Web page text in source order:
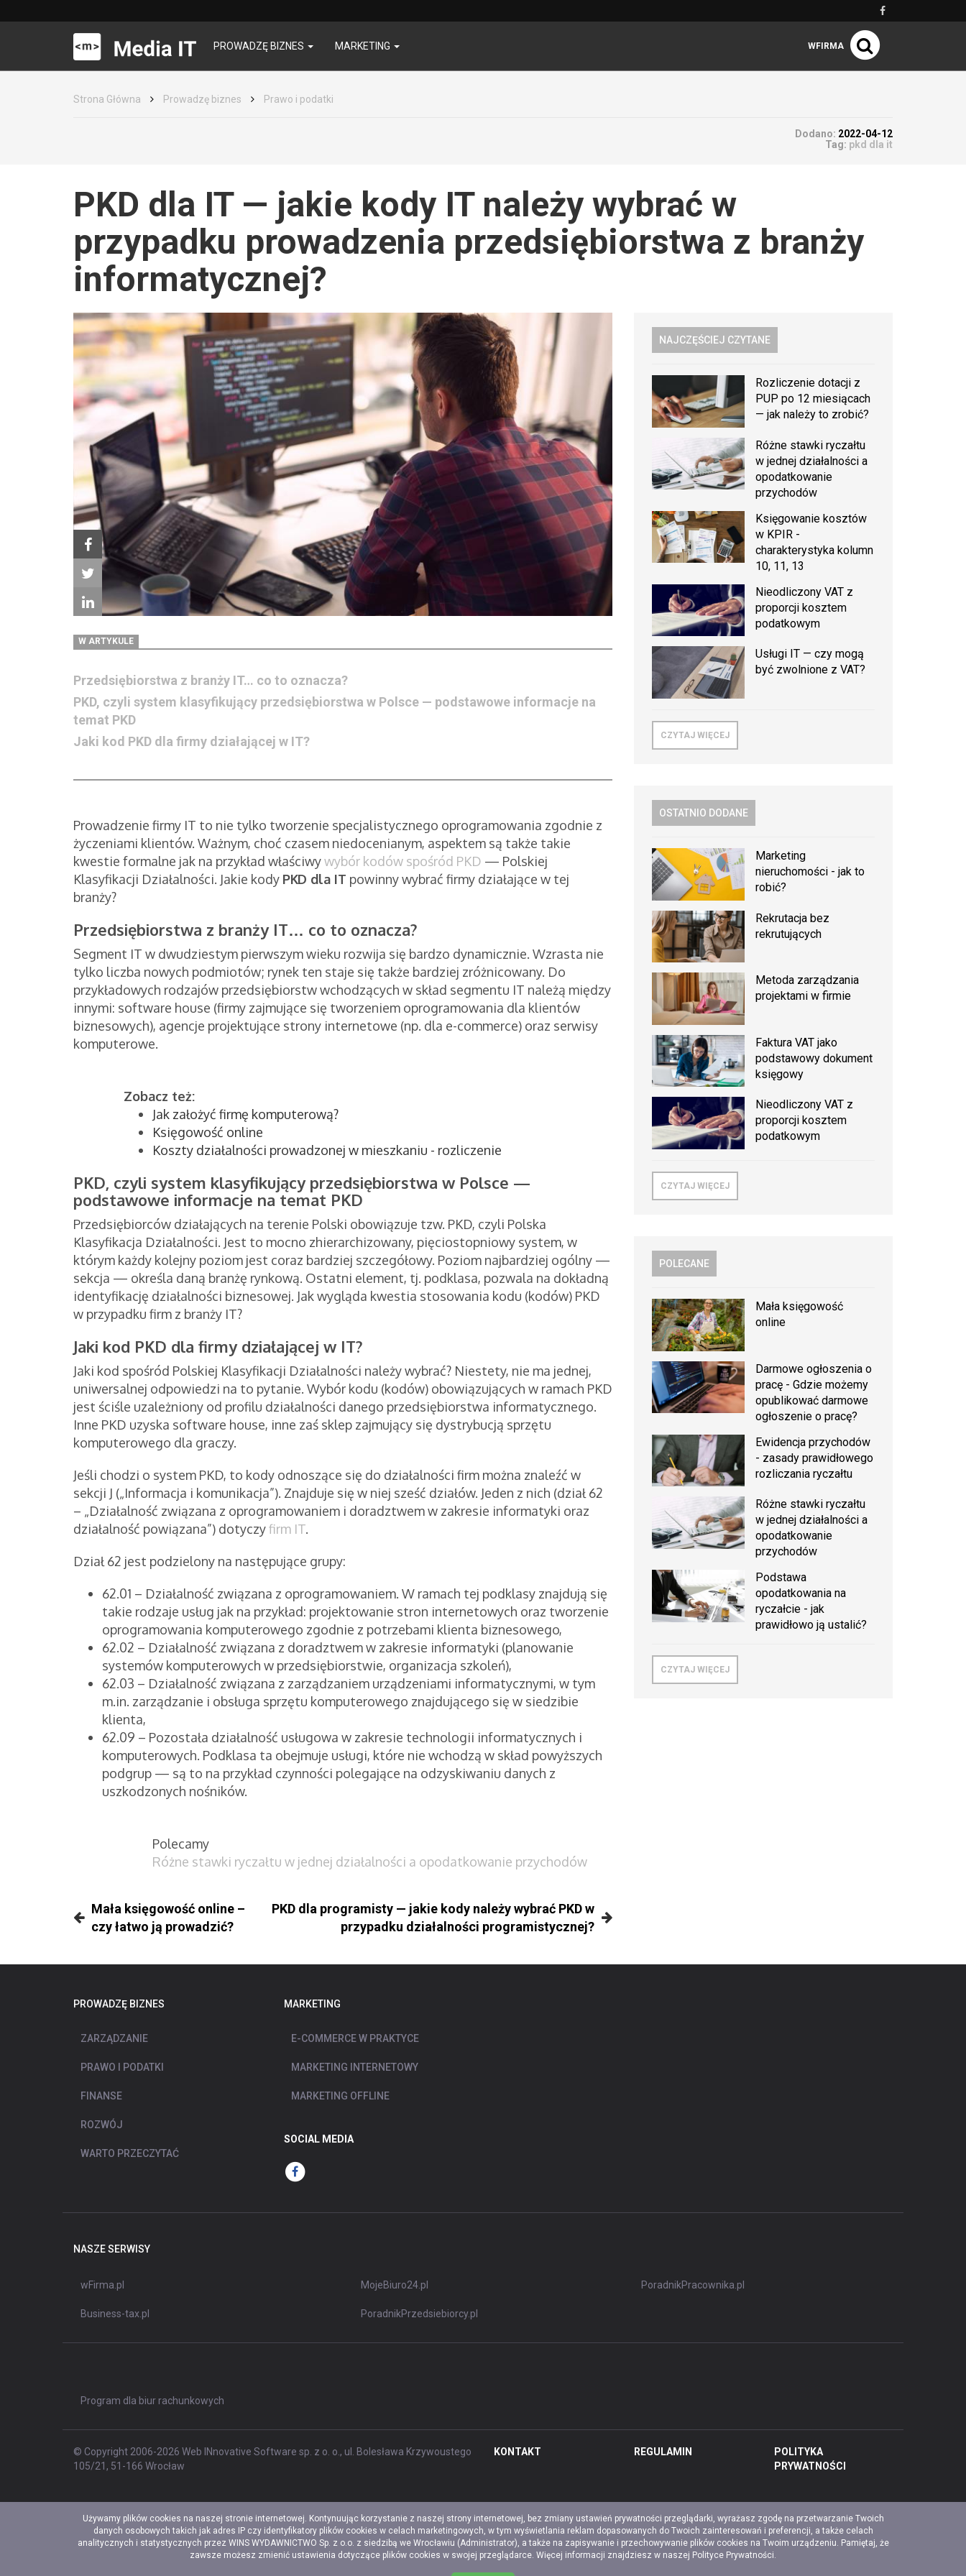
PROWADZĘ BIZNES MARKETING WFIRMA
Strona Główna Prowadzę biznes Prawo i podatki
Dodano: 2022-04-12
Tag: pkd dla it
PKD dla IT — jakie kody IT należy wybrać w
przypadku prowadzenia przedsiębiorstwa z branży
informatycznej?
W ARTYKULE
Przedsiębiorstwa z branży IT… co to oznacza?
PKD, czyli system klasyfikujący przedsiębiorstwa w Polsce — podstawowe informacje na
temat PKD
Jaki kod PKD dla firmy działającej w IT?
Prowadzenie firmy IT to nie tylko tworzenie specjalistycznego oprogramowania zgodnie z
życzeniami klientów. Ważnym, choć czasem niedocenianym, aspektem są także takie
kwestie formalne jak na przykład właściwywybór kodów spośród PKD — Polskiej
Klasyfikacji Działalności. Jakie kody PKD dla IT powinny wybrać firmy działające w tej
branży?
Przedsiębiorstwa z branży IT… co to oznacza?
Segment IT w dwudziestym pierwszym wieku rozwija się bardzo dynamicznie. Wzrasta nie
tylko liczba nowych podmiotów; rynek ten staje się także bardziej zróżnicowany. Do
przykładowych rodzajów przedsiębiorstw wchodzących w skład segmentu IT należą między
innymi: software house (firmy zajmujące się tworzeniem oprogramowania dla klientów
biznesowych), agencje projektujące strony internetowe (np. dla e-commerce) oraz serwisy
komputerowe.
Zobacz też:
Jak założyć firmę komputerową?
Księgowość online
Koszty działalności prowadzonej w mieszkaniu - rozliczenie
PKD, czyli system klasyfikujący przedsiębiorstwa w Polsce —
podstawowe informacje na temat PKD
Przedsiębiorców działających na terenie Polski obowiązuje tzw. PKD, czyli Polska
Klasyfikacja Działalności. Jest to mocno zhierarchizowany, pięciostopniowy system, w
którym każdy kolejny poziom jest coraz bardziej szczegółowy. Poziom najbardziej ogólny —
sekcja — określa daną branżę rynkową. Ostatni element, tj. podklasa, pozwala na dokładną
identyfikację działalności biznesowej. Jak wygląda kwestia stosowania kodu (kodów) PKD
w przypadku firm z branży IT?
Jaki kod PKD dla firmy działającej w IT?
Jaki kod spośród Polskiej Klasyfikacji Działalności należy wybrać? Niestety, nie ma jednej,
uniwersalnej odpowiedzi na to pytanie. Wybór kodu (kodów) obowiązujących w ramach PKD
jest ściśle uzależniony od profilu działalności danego przedsiębiorstwa informatycznego.
Inne PKD uzyska software house, inne zaś sklep zajmujący się dystrybucją sprzętu
komputerowego dla graczy.
Jeśli chodzi o system PKD, to kody odnoszące się do działalności firm można znaleźć w
sekcji J („Informacja i komunikacja”). Znajduje się w niej sześć działów. Jeden z nich (dział 62
– „Działalność związana z oprogramowaniem i doradztwem w zakresie informatyki oraz
działalność powiązana”) dotyczyfirm IT.
Dział 62 jest podzielony na następujące grupy:
62.01 – Działalność związana z oprogramowaniem. W ramach tej podklasy znajdują się
takie rodzaje usług jak na przykład: projektowanie stron internetowych oraz tworzenie
oprogramowania komputerowego zgodnie z potrzebami klienta biznesowego,
62.02 – Działalność związana z doradztwem w zakresie informatyki (planowanie
systemów komputerowych w przedsiębiorstwie, organizacja szkoleń),
62.03 – Działalność związana z zarządzaniem urządzeniami informatycznymi, w tym
m.in. zarządzanie i obsługa sprzętu komputerowego znajdującego się w siedzibie
klienta,
62.09 – Pozostała działalność usługowa w zakresie technologii informatycznych i
komputerowych. Podklasa ta obejmuje usługi, które nie wchodzą w skład powyższych
podgrup — są to na przykład czynności polegające na odzyskiwaniu danych z
uszkodzonych nośników.
Polecamy
Różne stawki ryczałtu w jednej działalności a opodatkowanie przychodów
Mała księgowość online –
czy łatwo ją prowadzić?
PKD dla programisty — jakie kody należy wybrać PKD w
przypadku działalności programistycznej?
NAJCZĘŚCIEJ CZYTANE
Rozliczenie dotacji z
PUP po 12 miesiącach
— jak należy to zrobić?
Różne stawki ryczałtu
w jednej działalności a
opodatkowanie
przychodów
Księgowanie kosztów
w KPIR -
charakterystyka kolumn
10, 11, 13
Nieodliczony VAT z
proporcji kosztem
podatkowym
Usługi IT — czy mogą
być zwolnione z VAT?
CZYTAJ WIĘCEJ
OSTATNIO DODANE
Marketing
nieruchomości - jak to
robić?
Rekrutacja bez
rekrutujących
Metoda zarządzania
projektami w firmie
Faktura VAT jako
podstawowy dokument
księgowy
Nieodliczony VAT z
proporcji kosztem
podatkowym
CZYTAJ WIĘCEJ
POLECANE
Mała księgowość
online
Darmowe ogłoszenia o
pracę - Gdzie możemy
opublikować darmowe
ogłoszenie o pracę?
Ewidencja przychodów
- zasady prawidłowego
rozliczania ryczałtu
Różne stawki ryczałtu
w jednej działalności a
opodatkowanie
przychodów
Podstawa
opodatkowania na
ryczałcie - jak
prawidłowo ją ustalić?
CZYTAJ WIĘCEJ
PROWADZĘ BIZNES
ZARZĄDZANIE
PRAWO I PODATKI
FINANSE
ROZWÓJ
WARTO PRZECZYTAĆ
MARKETING
E-COMMERCE W PRAKTYCE
MARKETING INTERNETOWY
MARKETING OFFLINE
SOCIAL MEDIA
NASZE SERWISY
wFirma.pl
Business-tax.pl
MojeBiuro24.pl
PoradnikPrzedsiebiorcy.pl
PoradnikPracownika.pl
Program dla biur rachunkowych
© Copyright 2006-2026 Web INnovative Software sp. z o. o., ul. Bolesława Krzywoustego
105/21, 51-166 Wrocław
KONTAKT REGULAMIN
POLITYKA
PRYWATNOŚCI
Używamy plików cookies na naszej stronie internetowej. Kontynuując korzystanie z naszej strony internetowej, bez zmiany ustawień prywatności przeglądarki, wyrażasz zgodę na przetwarzanie Twoich
danych osobowych takich jak adres IP czy identyfikatory plików cookies w celach marketingowych, w tym wyświetlania reklam dopasowanych do Twoich zainteresowań i preferencji, a także celach
analitycznych i statystycznych przez WINS WYDAWNICTWO Sp. z o.o. z siedzibą we Wrocławiu (Administrator), a także na zapisywanie i przechowywanie plików cookies na Twoim urządzeniu. Pamiętaj, że
zawsze możesz zmienić ustawienia dotyczące plików cookies w swojej przeglądarce. Więcej informacji znajdziesz w naszej Polityce Prywatności.